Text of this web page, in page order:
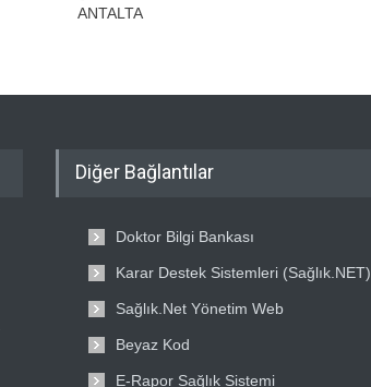
ANTALTA
Diğer Bağlantılar
Doktor Bilgi Bankası
Karar Destek Sistemleri (Sağlık.NET)
Sağlık.Net Yönetim Web
Beyaz Kod
E-Rapor Sağlık Sistemi